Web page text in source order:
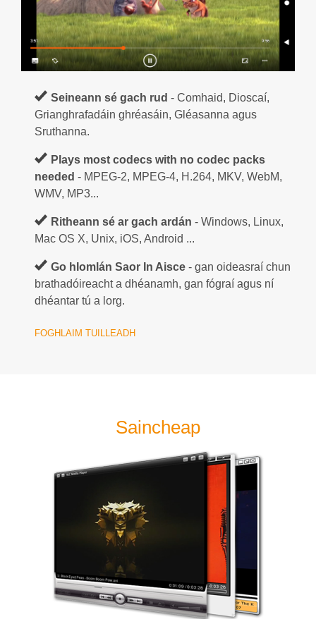
Seineann sé gach rud - Comhaid, Dioscaí,
Grianghrafadáin ghréasáin, Gléasanna agus
Sruthanna.
Plays most codecs with no codec packs
needed - MPEG-2, MPEG-4, H.264, MKV, WebM,
WMV, MP3...
Ritheann sé ar gach ardán - Windows, Linux,
Mac OS X, Unix, iOS, Android ...
Go hIomlán Saor In Aisce - gan oideasraí chun
brathadóireacht a dhéanamh, gan fógraí agus ní
dhéantar tú a lorg.
FOGHLAIM TUILLEADH
Saincheap